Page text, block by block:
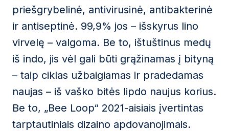
priešgrybelinė, antivirusinė, antibakterinė
ir antiseptinė. 99,9% jos – išskyrus lino
virvelę – valgoma. Be to, ištuštinus medų
iš indo, jis vėl gali būti grąžinamas į bityną
– taip ciklas užbaigiamas ir pradedamas
naujas – iš vaško bitės lipdo naujus korius.
Be to, „Bee Loop“ 2021-aisiais įvertintas
tarptautiniais dizaino apdovanojimais.